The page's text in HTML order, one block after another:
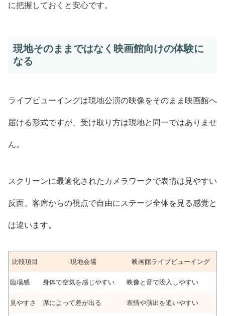
に把握しておくと安心です。
現地そのままではなく映画館向けの体験に
なる
ライブビューイングは現地公演の映像をそのまま映画館へ
届ける形式ですが、受け取り方は現地と同一ではありませ
ん。
スクリーンに最適化されたカメラワークで表情は見やすい
反面、客席からの視点で自由にステージ全体を見る感覚と
は違います。
比較項目 現地会場 映画館ライブビューイング
臨場感 身体で空気を感じやすい 映像と音で没入しやすい
見やすさ 席によって差が出る 表情や演出を追いやすい